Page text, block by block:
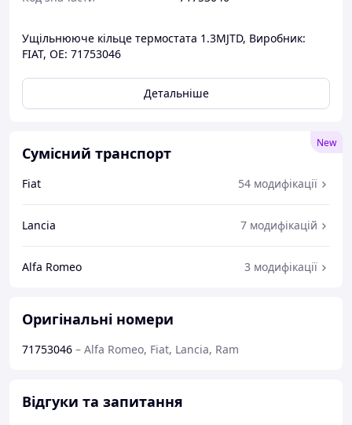
Ущільнююче кільце термостата 1.3MJTD, Виробник:
FIAT, OE: 71753046
Детальніше
Сумісний транспорт
New
Fiat 54 модифікації
Lancia 7 модифікацій
Alfa Romeo 3 модифікації
Оригінальні номери
71753046 – Alfa Romeo, Fiat, Lancia, Ram
Відгуки та запитання